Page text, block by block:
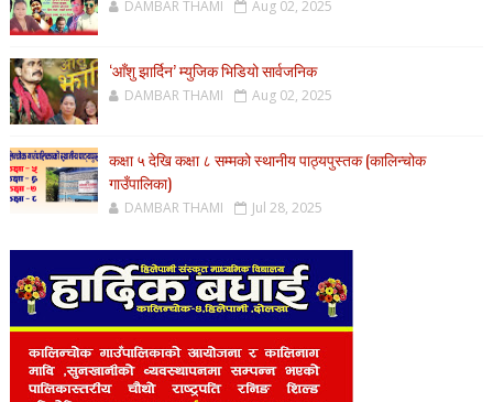
DAMBAR THAMI Aug 02, 2025
‘आँशु झार्दिन’ म्युजिक भिडियो सार्वजनिक
DAMBAR THAMI Aug 02, 2025
कक्षा ५ देखि कक्षा ८ सम्मको स्थानीय पाठ्यपुस्तक (कालिन्चोक
गाउँपालिका)
DAMBAR THAMI Jul 28, 2025